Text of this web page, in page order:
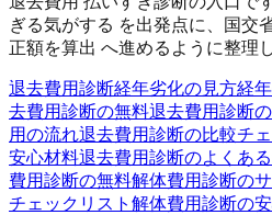
ぎる気がする を出発点に、国交
正額を算出 へ進めるように整理
退去費用診断経年劣化の見方経
去費用診断の無料退去費用診断
用の流れ退去費用診断の比較チ
安心材料退去費用診断のよくあ
費用診断の無料解体費用診断の
チェックリスト 解体費用診断の